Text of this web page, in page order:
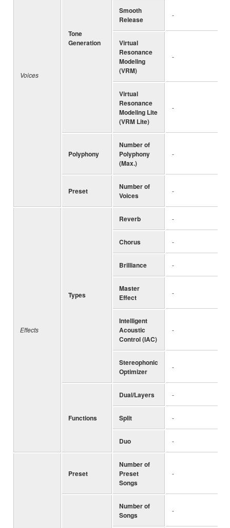
Voices
Tone
Generation
Smooth
Release
-
Virtual
Resonance
Modeling
(VRM)
-
Virtual
Resonance
Modeling Lite
(VRM Lite)
-
Polyphony
Number of
Polyphony
(Max.)
-
Preset
Number of
Voices
-
Effects
Types
Reverb -
Chorus -
Brilliance -
Master
Effect
-
Intelligent
Acoustic
Control (IAC)
-
Stereophonic
Optimizer
-
Functions
Dual/Layers -
Split -
Duo -
Preset
Number of
Preset
Songs
-
Number of
Songs
-